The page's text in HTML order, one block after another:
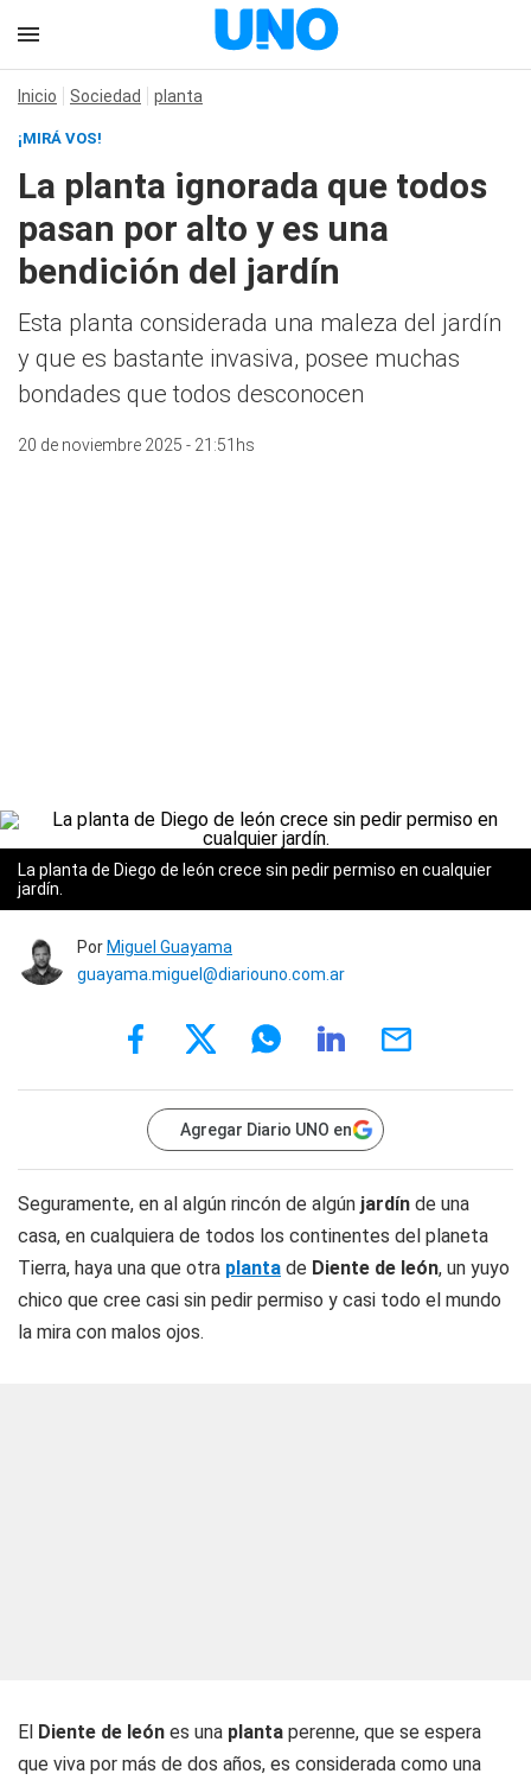
Inicio Sociedad planta
¡MIRÁ VOS!
La planta ignorada que todos
pasan por alto y es una
bendición del jardín
Esta planta considerada una maleza del jardín
y que es bastante invasiva, posee muchas
bondades que todos desconocen
20 de noviembre 2025 - 21:51hs
La planta de Diego de león crece sin pedir permiso en cualquier
jardín.
Por Miguel Guayama
guayama.miguel@diariouno.com.ar
Agregar Diario UNO en
Seguramente, en al algún rincón de algún jardín de una
casa, en cualquiera de todos los continentes del planeta
Tierra, haya una que otra planta de Diente de león, un yuyo
chico que cree casi sin pedir permiso y casi todo el mundo
la mira con malos ojos.
El Diente de león es una planta perenne, que se espera
que viva por más de dos años, es considerada como una